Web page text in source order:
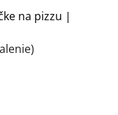
na pizzu |